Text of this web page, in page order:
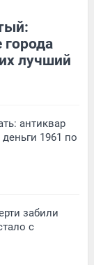
города
лучший
антиквар
1961 по
забили
с